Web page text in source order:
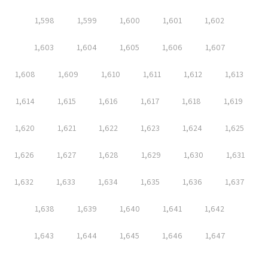
1,598 1,599 1,600 1,601 1,602
1,603 1,604 1,605 1,606 1,607
1,608 1,609 1,610 1,611 1,612 1,613
1,614 1,615 1,616 1,617 1,618 1,619
1,620 1,621 1,622 1,623 1,624 1,625
1,626 1,627 1,628 1,629 1,630 1,631
1,632 1,633 1,634 1,635 1,636 1,637
1,638 1,639 1,640 1,641 1,642
1,643 1,644 1,645 1,646 1,647